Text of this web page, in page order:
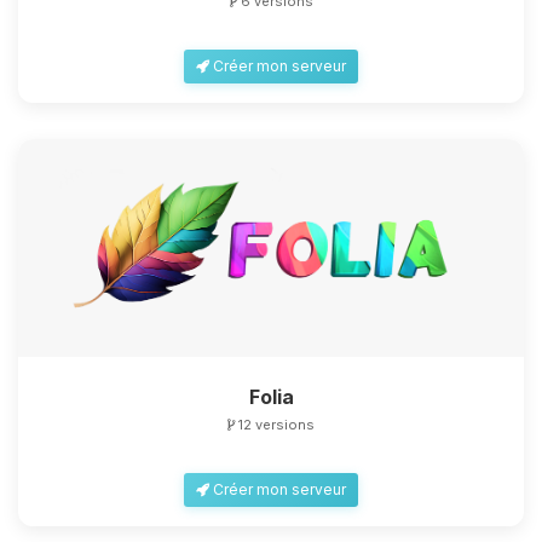
Créer mon serveur
Folia
12 versions
Créer mon serveur